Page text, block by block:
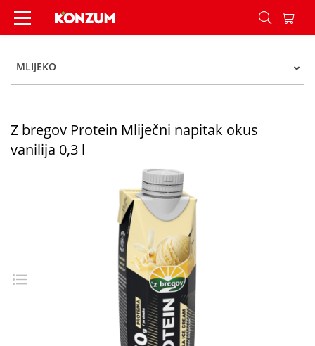
Z bregov Protein Mliječni napitak okus vanilija
MLIJEKO
Z bregov Protein Mliječni napitak okus
vanilija 0,3 l